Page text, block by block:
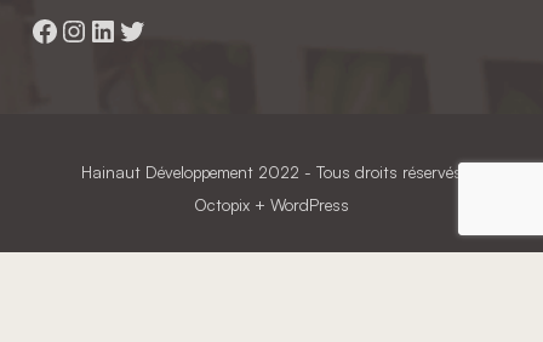
Facebook
Instagram
LinkedIn
Twitter
Hainaut Développement 2022 - Tous droits réservés
Octopix + WordPress